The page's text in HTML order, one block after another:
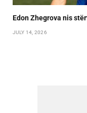
Edon Zhegrova nis
JULY 14, 2026